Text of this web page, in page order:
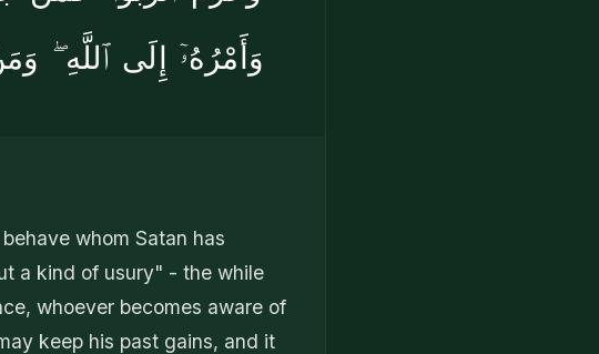
وَأَمْرُهُۥٓ إِلَى ٱللَّهِ
whom Satan has
a kind of usury" - the while
whoever becomes aware of
keep his past gains, and it